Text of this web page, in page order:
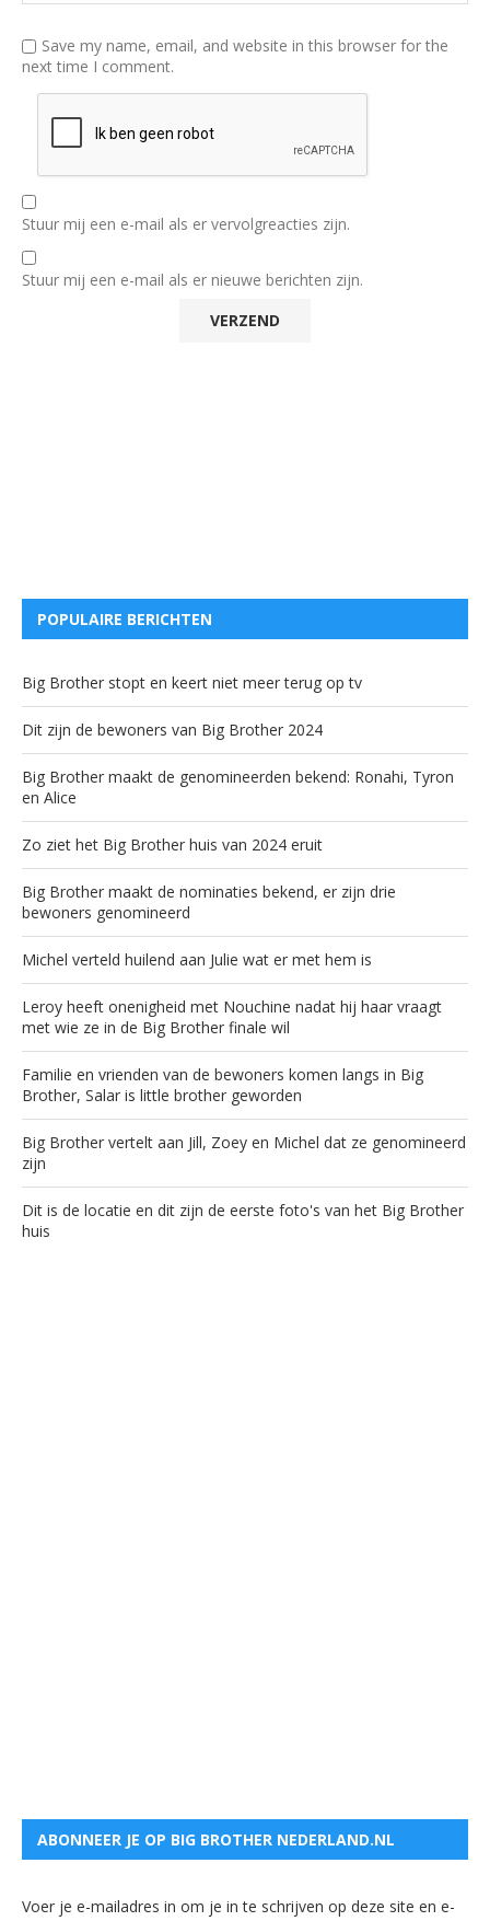
Save my name, email, and website in this browser for the
next time I comment.
Stuur mij een e-mail als er vervolgreacties zijn.
Stuur mij een e-mail als er nieuwe berichten zijn.
POPULAIRE BERICHTEN
Big Brother stopt en keert niet meer terug op tv
Dit zijn de bewoners van Big Brother 2024
Big Brother maakt de genomineerden bekend: Ronahi, Tyron
en Alice
Zo ziet het Big Brother huis van 2024 eruit
Big Brother maakt de nominaties bekend, er zijn drie
bewoners genomineerd
Michel verteld huilend aan Julie wat er met hem is
Leroy heeft onenigheid met Nouchine nadat hij haar vraagt
met wie ze in de Big Brother finale wil
Familie en vrienden van de bewoners komen langs in Big
Brother, Salar is little brother geworden
Big Brother vertelt aan Jill, Zoey en Michel dat ze genomineerd
zijn
Dit is de locatie en dit zijn de eerste foto's van het Big Brother
huis
ABONNEER JE OP BIG BROTHER NEDERLAND.NL
Voer je e-mailadres in om je in te schrijven op deze site en e-